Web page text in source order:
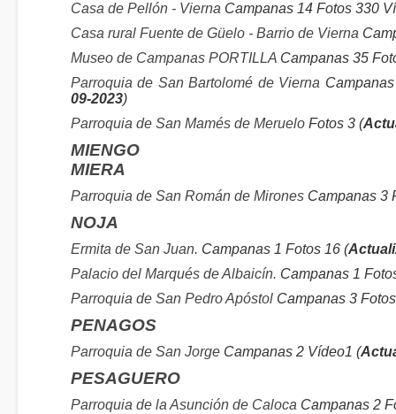
Casa de Pellón - Vierna Campanas 14 Fotos 330
Casa rural Fuente de Güelo - Barrio de Vierna
Museo de Campanas PORTILLA Campanas 35
Parroquia de San Bartolomé de Vierna
09-2023)
Parroquia de San Mamés de Meruelo Fotos 3 (
MIENGO
MIERA
Parroquia de San Román de Mirones Campanas 3
NOJA
Ermita de San Juan. Campanas 1 Fotos 16 (
Palacio del Marqués de Albaicín. Campanas 1
Parroquia de San Pedro Apóstol Campanas 3
PENAGOS
Parroquia de San Jorge Campanas 2 Vídeo1 (
PESAGUERO
Parroquia de la Asunción de Caloca Campanas 2